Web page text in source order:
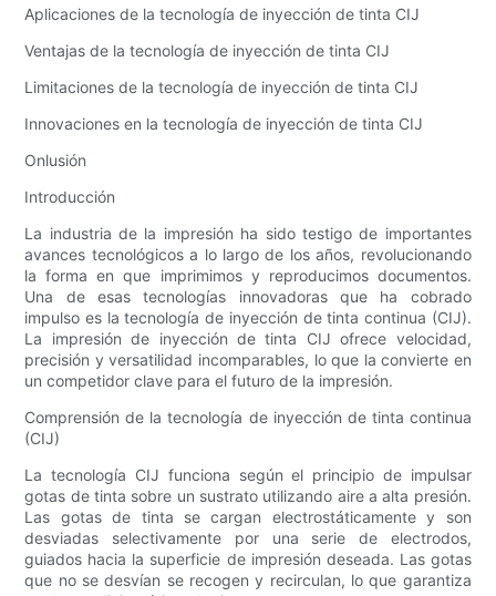
Aplicaciones de la tecnología de inyección de tinta CIJ
Ventajas de la tecnología de inyección de tinta CIJ
Limitaciones de la tecnología de inyección de tinta CIJ
Innovaciones en la tecnología de inyección de tinta CIJ
Onlusión
Introducción
La industria de la impresión ha sido testigo de importantes
avances tecnológicos a lo largo de los años, revolucionando
la forma en que imprimimos y reproducimos documentos.
Una de esas tecnologías innovadoras que ha cobrado
impulso es la tecnología de inyección de tinta continua (CIJ).
La impresión de inyección de tinta CIJ ofrece velocidad,
precisión y versatilidad incomparables, lo que la convierte en
un competidor clave para el futuro de la impresión.
Comprensión de la tecnología de inyección de tinta continua
(CIJ)
La tecnología CIJ funciona según el principio de impulsar
gotas de tinta sobre un sustrato utilizando aire a alta presión.
Las gotas de tinta se cargan electrostáticamente y son
desviadas selectivamente por una serie de electrodos,
guiados hacia la superficie de impresión deseada. Las gotas
que no se desvían se recogen y recirculan, lo que garantiza